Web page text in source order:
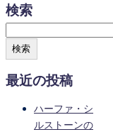
検索
検索
最近の投稿
ハーファ・シ
ルストーンの